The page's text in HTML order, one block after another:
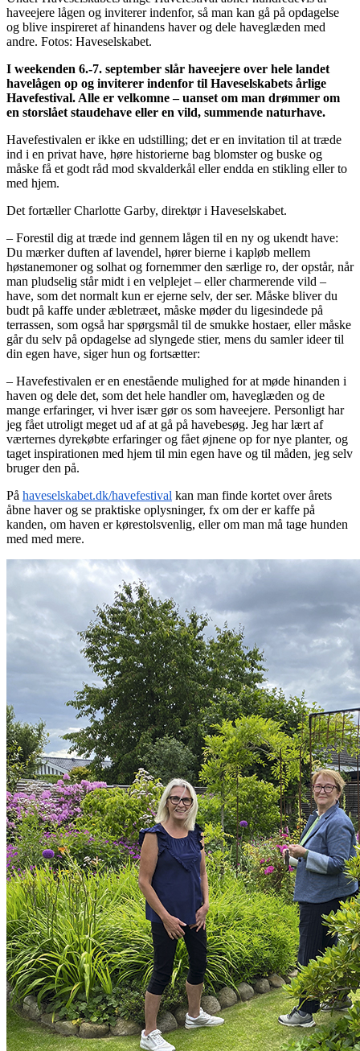
haveejere lågen og inviterer indenfor, så man kan gå på opdagelse
og blive inspireret af hinandens haver og dele haveglæden med
andre. Fotos: Haveselskabet.
I weekenden 6.-7. september slår haveejere over hele landet
havelågen op og inviterer indenfor til Haveselskabets årlige
Havefestival. Alle er velkomne – uanset om man drømmer om
en storslået staudehave eller en vild, summende naturhave.
Havefestivalen er ikke en udstilling; det er en invitation til at træde
ind i en privat have, høre historierne bag blomster og buske og
måske få et godt råd mod skvalderkål eller endda en stikling eller to
med hjem.
Det fortæller Charlotte Garby, direktør i Haveselskabet.
– Forestil dig at træde ind gennem lågen til en ny og ukendt have:
Du mærker duften af lavendel, hører bierne i kapløb mellem
høstanemoner og solhat og fornemmer den særlige ro, der opstår, når
man pludselig står midt i en velplejet – eller charmerende vild –
have, som det normalt kun er ejerne selv, der ser. Måske bliver du
budt på kaffe under æbletræet, måske møder du ligesindede på
terrassen, som også har spørgsmål til de smukke hostaer, eller måske
går du selv på opdagelse ad slyngede stier, mens du samler ideer til
din egen have, siger hun og fortsætter:
– Havefestivalen er en enestående mulighed for at møde hinanden i
haven og dele det, som det hele handler om, haveglæden og de
mange erfaringer, vi hver især gør os som haveejere. Personligt har
jeg fået utroligt meget ud af at gå på havebesøg. Jeg har lært af
værternes dyrekøbte erfaringer og fået øjnene op for nye planter, og
taget inspirationen med hjem til min egen have og til måden, jeg selv
bruger den på.
På haveselskabet.dk/havefestival kan man finde kortet over årets
åbne haver og se praktiske oplysninger, fx om der er kaffe på
kanden, om haven er kørestolsvenlig, eller om man må tage hunden
med med mere.